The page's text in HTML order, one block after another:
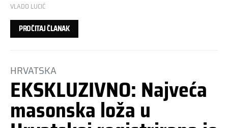
VLADO LUCIĆ
PROČITAJ ČLANAK
HRVATSKA
EKSKLUZIVNO: Najveća
masonska loža u